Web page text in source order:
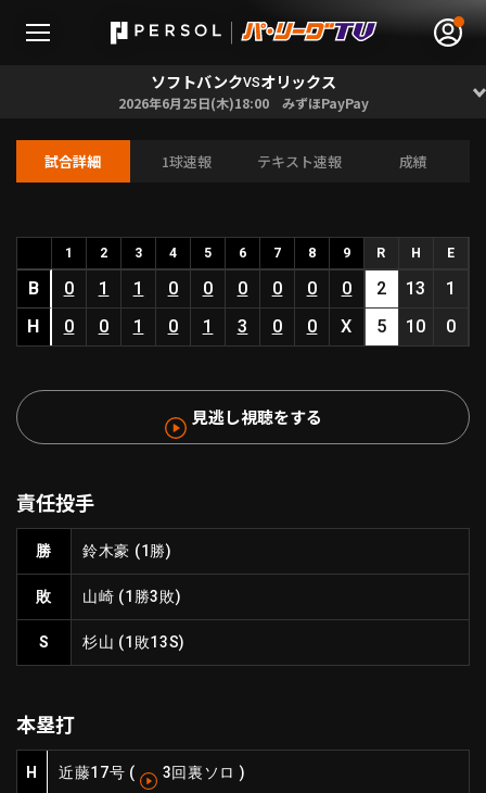
HOME
動画
ファーム東地区
ファーム中地区
ファーム西地区
交流戦
北海道日本ハムファイターズ
東北楽天ゴールデンイーグルス
埼玉西武ライオンズ
千葉ロッテマリーンズ
オリックス・バファローズ
ニュース
設定
ソフトバンクVSオリックス
2026年6月25日(木)18:00 みずほPayPay
試合詳細 1球速報 テキスト速報 成績
1 2 3 4 5 6 7 8 9 R H E
B 0 1 1 0 0 0 0 0 0 2 13
1
H
0 0 1 0 1 3 0 0 X 5 10 0
見逃し視聴をする
責任投手
勝 鈴木豪 (1勝)
敗 山崎 (1勝3敗)
S 杉山 (1敗13S)
本塁打
H 近藤17号 ( 3回裏ソロ )